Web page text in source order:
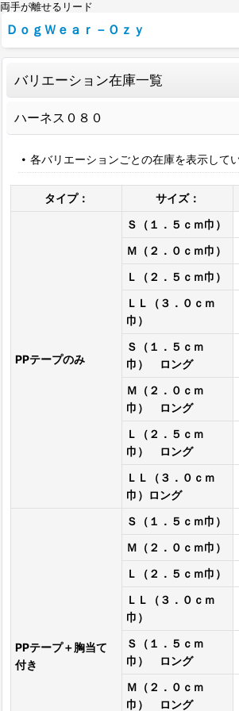
両手が離せるリード
ＤｏｇＷｅａｒ－Ｏｚｙ
バリエーション在庫一覧
ハーネス０８０
各バリエーションごとの在庫を表示してい
タイプ： サイズ：
PPテープのみ
Ｓ（１．５ｃｍ巾）
Ｍ（２．０ｃｍ巾）
Ｌ（２．５ｃｍ巾）
ＬＬ（３．０ｃｍ
巾）
Ｓ（１．５ｃｍ
巾） ロング
Ｍ（２．０ｃｍ
巾） ロング
Ｌ（２．５ｃｍ
巾） ロング
ＬＬ（３．０ｃｍ
巾）ロング
PPテープ＋胸当て
付き
Ｓ（１．５ｃｍ巾）
Ｍ（２．０ｃｍ巾）
Ｌ（２．５ｃｍ巾）
ＬＬ（３．０ｃｍ
巾）
Ｓ（１．５ｃｍ
巾） ロング
Ｍ（２．０ｃｍ
巾） ロング